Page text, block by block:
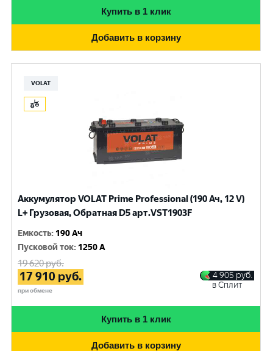
Купить в 1 клик
Добавить в корзину
VOLAT
Аккумулятор VOLAT Prime Professional (190 Ач, 12 V)
L+ Грузовая, Обратная D5 арт.VST1903F
Емкость: 190 Ач
Пусковой ток: 1250 A
19 620руб.
17 910 руб.
при обмене
4 905 руб.
в Сплит
Купить в 1 клик
Добавить в корзину